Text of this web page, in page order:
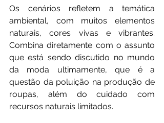
Os cenários refletem a temática
ambiental, com muitos elementos
naturais, cores vivas e vibrantes.
Combina diretamente com o assunto
que está sendo discutido no mundo
da moda ultimamente, que é a
questão da poluição na produção de
roupas, além do cuidado com
recursos naturais limitados.